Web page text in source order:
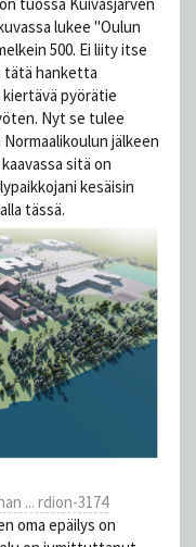
lukee "Oulun
500. Ei liity itse
tätä hanketta
pyörätie
Nyt se tulee
jälkeen
sitä on
kesäisin
tässä.
... rdion-3174
oma epäilys on